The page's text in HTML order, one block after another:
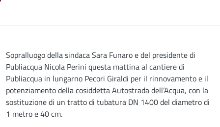
Descrizione
Sopralluogo della sindaca Sara Funaro e del presidente di
Publiacqua Nicola Perini questa mattina al cantiere di
Publiacqua in lungarno Pecori Giraldi per il rinnovamento e il
potenziamento della cosiddetta Autostrada dell’Acqua, con la
sostituzione di un tratto di tubatura DN 1400 del diametro di
1 metro e 40 cm.